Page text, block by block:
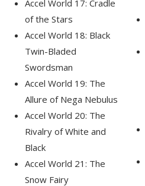
Accel World 17: Cradle
of the Stars
Accel World 18: Black
Twin-Bladed
Swordsman
Accel World 19: The
Allure of Nega Nebulus
Accel World 20: The
Rivalry of White and
Black
Accel World 21: The
Snow Fairy